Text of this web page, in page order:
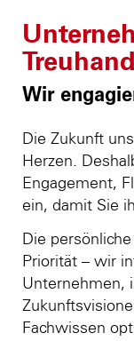
Treuhand
Wir
Die Zukunft
Herzen.
Engagement,
ein, damit Sie
Die
Priorität – wir
Unternehmen,
Fachwissen